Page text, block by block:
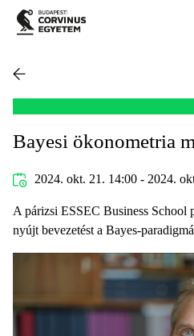
Bayesi ökonometria
2024. okt. 21. 14:00 - 2024.
A párizsi ESSEC Business School
nyújt bevezetést a Bayes-